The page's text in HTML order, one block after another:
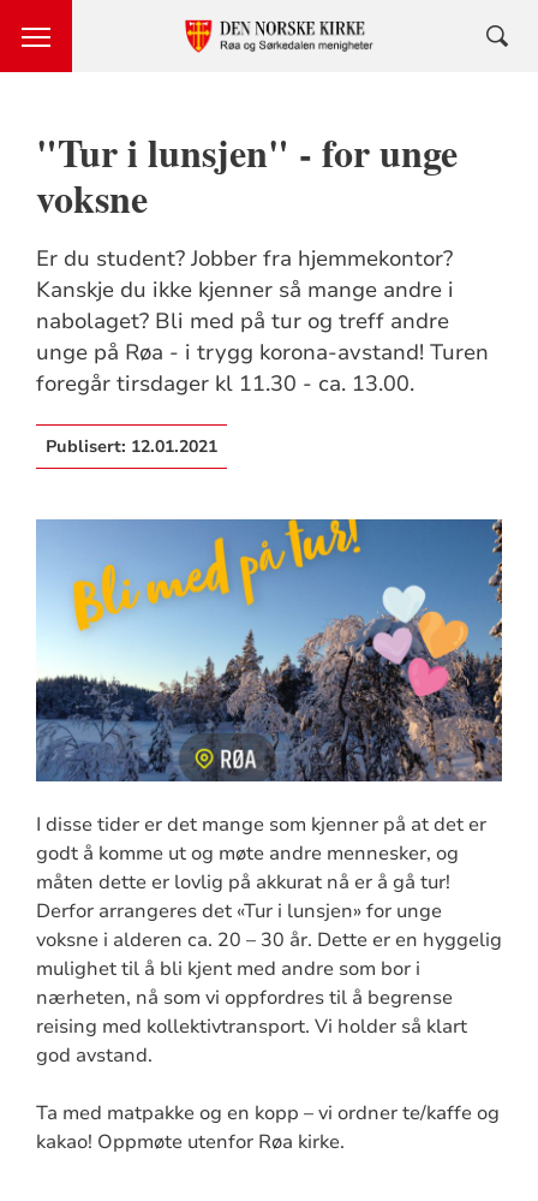
"Tur i lunsjen" - for unge
voksne
Er du student? Jobber fra hjemmekontor?
Kanskje du ikke kjenner så mange andre i
nabolaget? Bli med på tur og treff andre
unge på Røa - i trygg korona-avstand! Turen
foregår tirsdager kl 11.30 - ca. 13.00.
Publisert: 12.01.2021
I disse tider er det mange som kjenner på at det er
godt å komme ut og møte andre mennesker, og
måten dette er lovlig på akkurat nå er å gå tur!
Derfor arrangeres det «Tur i lunsjen» for unge
voksne i alderen ca. 20 – 30 år. Dette er en hyggelig
mulighet til å bli kjent med andre som bor i
nærheten, nå som vi oppfordres til å begrense
reising med kollektivtransport. Vi holder så klart
god avstand.
Ta med matpakke og en kopp – vi ordner te/kaffe og
kakao! Oppmøte utenfor Røa kirke.